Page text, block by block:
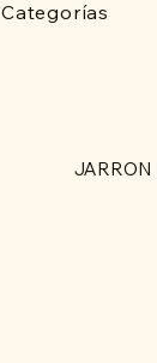
Categorías
JARRON